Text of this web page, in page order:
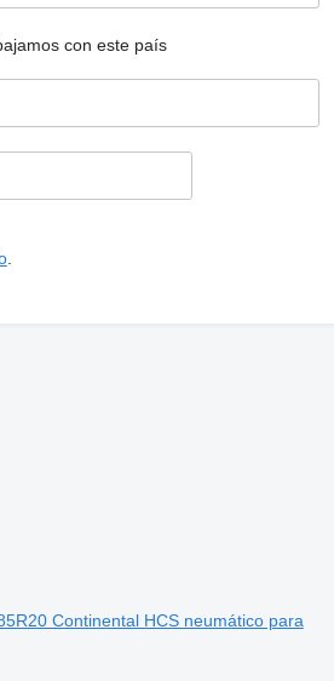
con este país
.
Continental HCS neumático para